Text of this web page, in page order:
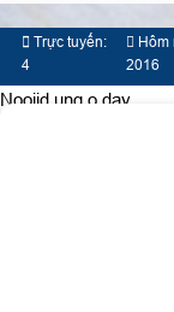
Trực tuyến:
4
Hôm
2016
Nooijd ung o day